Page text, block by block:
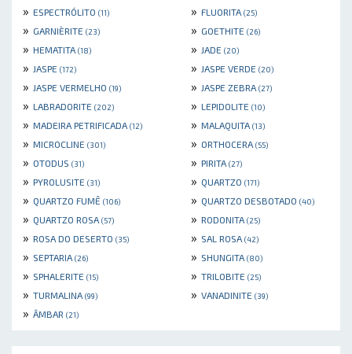
» ESPECTRÓLITO (11) » FLUORITA (25)
» GARNIÈRITE (23) » GOETHITE (26)
» HEMATITA (18) » JADE (20)
» JASPE (172) » JASPE VERDE (20)
» JASPE VERMELHO (19) » JASPE ZEBRA (27)
» LABRADORITE (202) » LEPIDOLITE (10)
» MADEIRA PETRIFICADA (12) » MALAQUITA (13)
» MICROCLINE (301) » ORTHOCERA (55)
» OTODUS (31) » PIRITA (27)
» PYROLUSITE (31) » QUARTZO (171)
» QUARTZO FUMÊ (106) » QUARTZO DESBOTADO (40)
» QUARTZO ROSA (57) » RODONITA (25)
» ROSA DO DESERTO (35) » SAL ROSA (42)
» SEPTARIA (26) » SHUNGITA (80)
» SPHALERITE (15) » TRILOBITE (25)
» TURMALINA (99) » VANADINITE (39)
» ÂMBAR (21)